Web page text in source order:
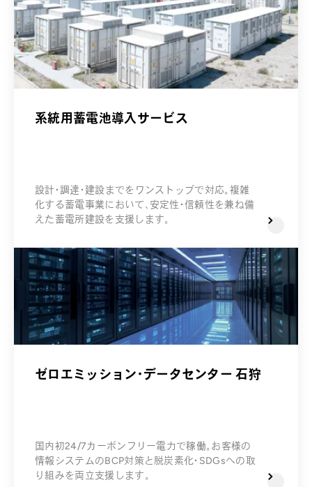
系統用蓄電池導入サービス
設計・調達・建設までをワンストップで対応。複雑
化する蓄電事業において、安定性・信頼性を兼ね備
えた蓄電所建設を支援します。
ゼロエミッション・データセンター 石狩
国内初24/7カーボンフリー電力で稼働。お客様の
情報システムのBCP対策と脱炭素化・SDGsへの取
り組みを両立支援します。